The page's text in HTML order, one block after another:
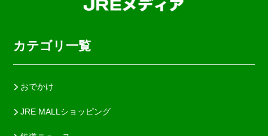
カテゴリ一覧
おでかけ
JRE MALLショッピング